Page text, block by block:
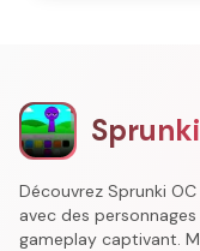
Découvrez Sprunki
avec des
gameplay captivant.